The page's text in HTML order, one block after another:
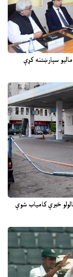
خبرې کامیاب شوې